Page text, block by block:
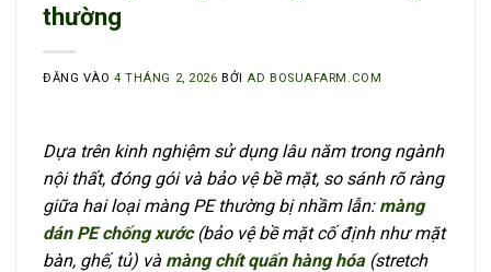
thường
ĐĂNG VÀO4 THÁNG 2, 2026 BỞI AD BOSUAFARM.COM
Dựa trên kinh nghiệm sử dụng lâu năm trong ngành
nội thất, đóng gói và bảo vệ bề mặt, so sánh rõ ràng
giữa hai loại màng PE thường bị nhầm lẫn: màng
dán PE chống xước(bảo vệ bề mặt cố định như mặt
bàn, ghế, tủ) và màng chít quấn hàng hóa(stretch